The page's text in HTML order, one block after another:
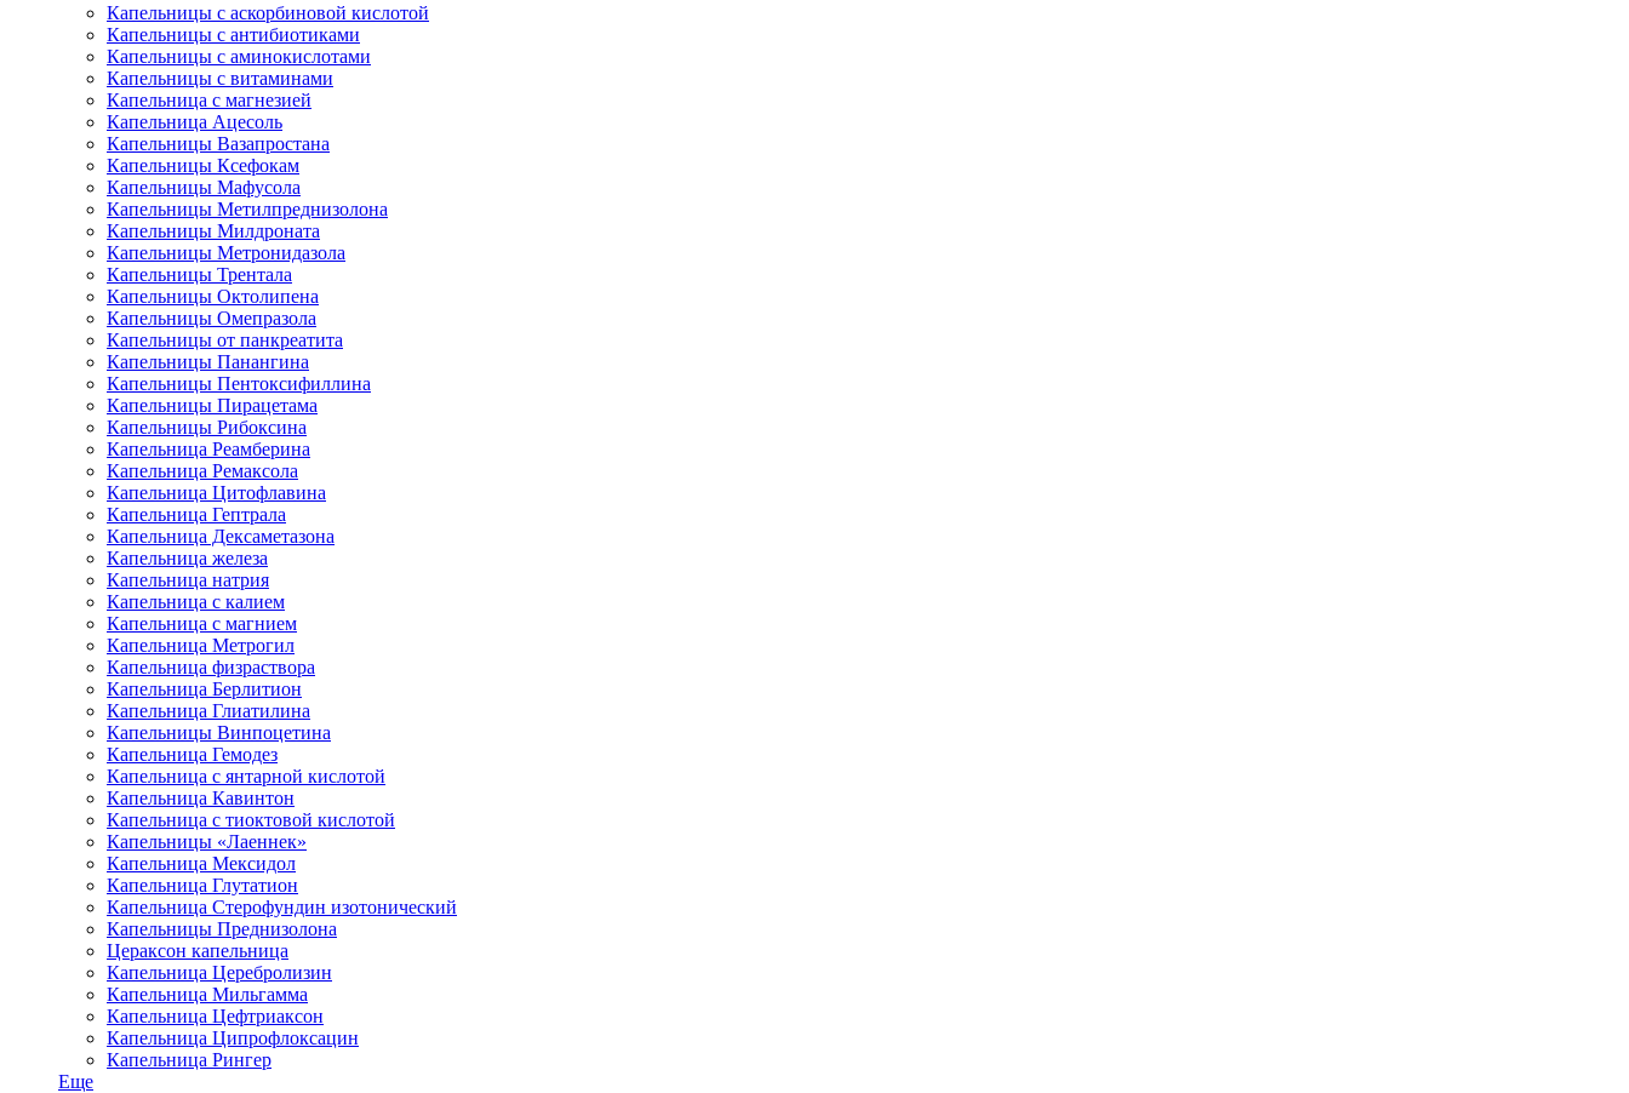
Капельницы с аскорбиновой кислотой
Капельницы с антибиотиками
Капельницы с аминокислотами
Капельницы с витаминами
Капельница с магнезией
Капельница Ацесоль
Капельницы Вазапростана
Капельницы Ксефокам
Капельницы Мафусола
Капельницы Метилпреднизолона
Капельницы Милдроната
Капельницы Метронидазола
Капельницы Трентала
Капельницы Октолипена
Капельницы Омепразола
Капельницы от панкреатита
Капельницы Панангина
Капельницы Пентоксифиллина
Капельницы Пирацетама
Капельницы Рибоксина
Капельница Реамберина
Капельница Ремаксола
Капельница Цитофлавина
Капельница Гептрала
Капельница Дексаметазона
Капельница железа
Капельница натрия
Капельница с калием
Капельница с магнием
Капельница Метрогил
Капельница физраствора
Капельница Берлитион
Капельница Глиатилина
Капельницы Винпоцетина
Капельница Гемодез
Капельница с янтарной кислотой
Капельница Кавинтон
Капельница с тиоктовой кислотой
Капельницы «Лаеннек»
Капельница Мексидол
Капельница Глутатион
Капельница Стерофундин изотонический
Капельницы Преднизолона
Цераксон капельница
Капельница Церебролизин
Капельница Мильгамма
Капельница Цефтриаксон
Капельница Ципрофлоксацин
Капельница Рингер
Еще